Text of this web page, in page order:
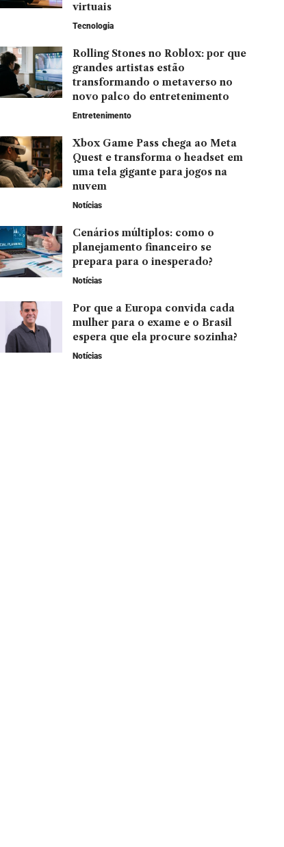
virtuais
Tecnologia
Rolling Stones no Roblox: por que
grandes artistas estão
transformando o metaverso no
novo palco do entretenimento
Entretenimento
Xbox Game Pass chega ao Meta
Quest e transforma o headset em
uma tela gigante para jogos na
nuvem
Notícias
Cenários múltiplos: como o
planejamento financeiro se
prepara para o inesperado?
Notícias
Por que a Europa convida cada
mulher para o exame e o Brasil
espera que ela procure sozinha?
Notícias